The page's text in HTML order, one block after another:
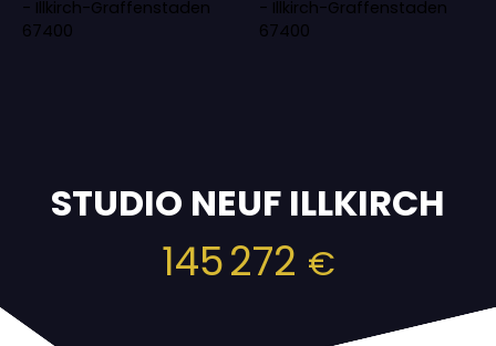
STUDIO NEUF ILLKIRCH
145 272 €